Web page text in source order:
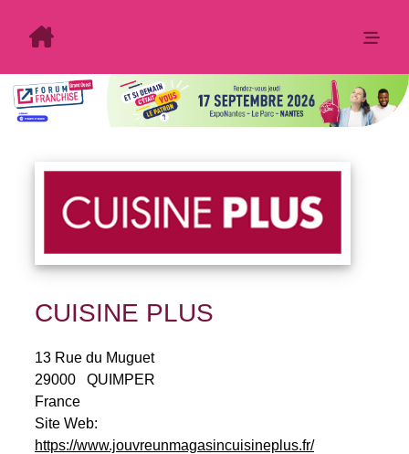
CUISINE PLUS
13 Rue du Muguet
29000
QUIMPER
France
Site Web:
https://www.jouvreunmagasincuisineplus.fr/